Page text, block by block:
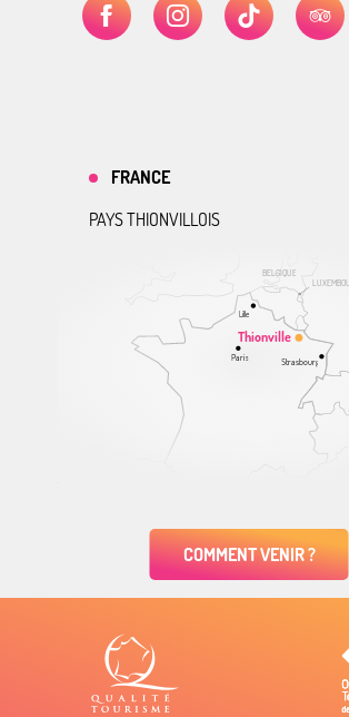
BELGIQUE
Thionville
Lille
Paris Strasbourg
FRANCE
PAYS THIONVILLOIS
COMMENT VENIR ?